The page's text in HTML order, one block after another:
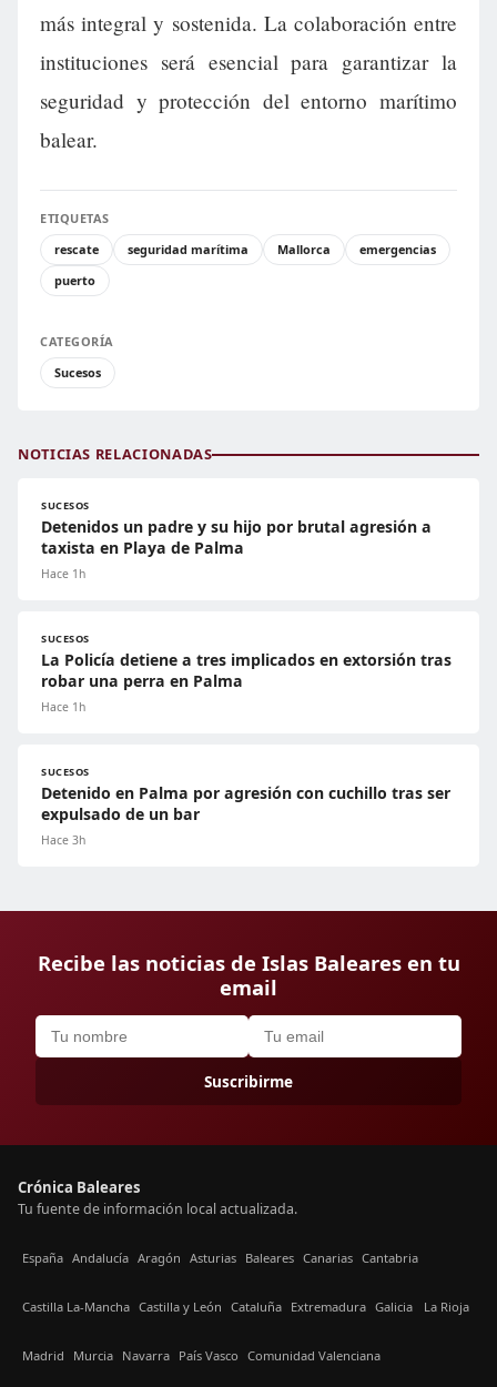
más integral y sostenida. La colaboración entre
instituciones será esencial para garantizar la
seguridad y protección del entorno marítimo
balear.
ETIQUETAS
rescate
seguridad marítima Mallorca
emergencias
puerto
CATEGORÍA
Sucesos
NOTICIAS RELACIONADAS
SUCESOS
Detenidos un padre y su hijo por brutal agresión a
taxista en Playa de Palma
Hace 1h
SUCESOS
La Policía detiene a tres implicados en extorsión tras
robar una perra en Palma
Hace 1h
SUCESOS
Detenido en Palma por agresión con cuchillo tras ser
expulsado de un bar
Hace 3h
Recibe las noticias de Islas Baleares en tu
email
Suscribirme
Crónica Baleares
Tu fuente de información local actualizada.
España Andalucía Aragón Asturias Baleares Canarias Cantabria
Castilla La-Mancha Castilla y León Cataluña Extremadura Galicia La Rioja
Madrid Murcia Navarra País Vasco Comunidad Valenciana